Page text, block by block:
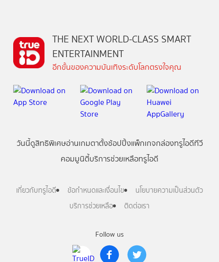
Follow us
THE NEXT WORLD-CLASS SMART
ENTERTAINMENT
อีกขั้นของความบันเทิงระดับโลกตรงใจคุณ
วันนี้ดูสิทธิพิเศษอ่านเกมตาตั้งช้อปปิ้งแพ็กเกจกล่องทรูไอดีทีวี
คอมมูนิตี้บริการช่วยเหลือทรูไอดี
เกี่ยวกับทรูไอดี ข้อกำหนดและเงื่อนไข
นโยบายความเป็นส่วนตัว
บริการช่วยเหลือ
ติดต่อเรา